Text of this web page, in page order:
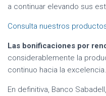
a continuar elevando sus
Consulta nuestros
Las bonificaciones por
considerablemente la
continuo hacia la excelencia.
En definitiva, Banco